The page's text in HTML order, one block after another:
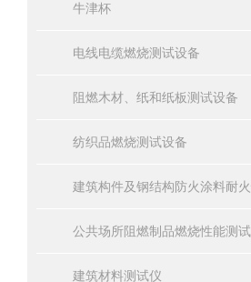
牛津杯
电线电缆燃烧测试设备
阻燃木材、纸和纸板测试设备
纺织品燃烧测试设备
公共场所阻燃制品燃烧性能测试
建筑材料测试仪